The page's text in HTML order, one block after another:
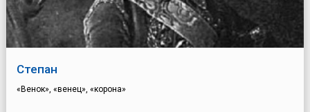
Степан
«Венок», «венец», «корона»